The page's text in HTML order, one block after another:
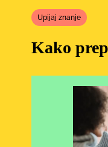
Upijaj znanje
Kako